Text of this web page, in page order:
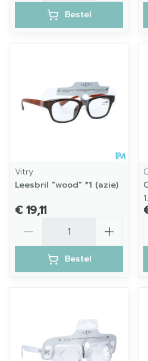
Bestel
Vitry
Leesbril "wood" *1 (azie)
€ 19,11
Bestel